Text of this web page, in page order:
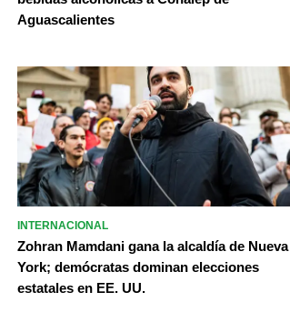
Aguascalientes
INTERNACIONAL
Zohran Mamdani gana la alcaldía de Nueva
York; demócratas dominan elecciones
estatales en EE. UU.